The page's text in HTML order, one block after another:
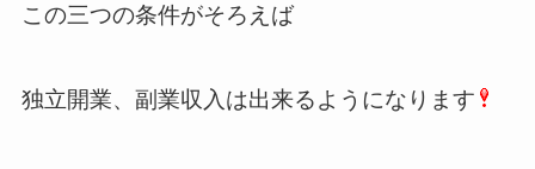
この三つの条件がそろえば
独立開業、副業収入は出来るようになります